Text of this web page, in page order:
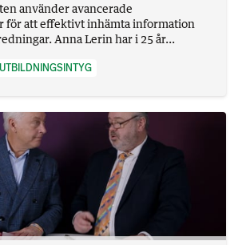
använder avancerade
för att effektivt inhämta information
Anna Lerin har i 25 år...